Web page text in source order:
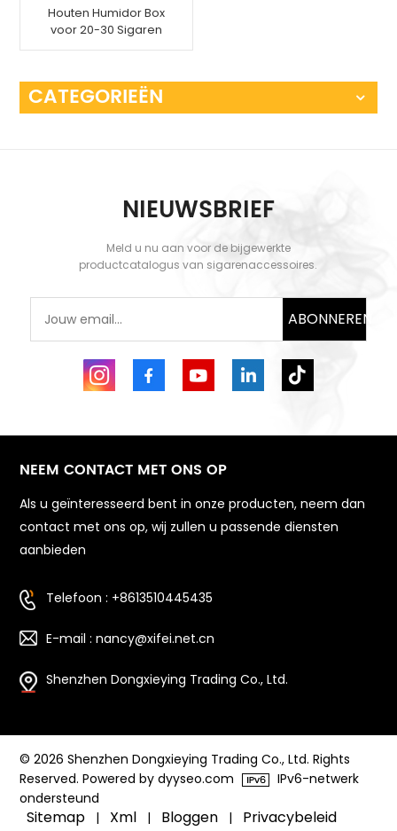
Houten Humidor Box
voor 20-30 Sigaren
CATEGORIEËN
NIEUWSBRIEF
Meld u nu aan voor de bijgewerkte
productcatalogus van sigarenaccessoires.
ABONNEREN
NEEM CONTACT MET ONS OP
Als u geïnteresseerd bent in onze producten, neem dan
contact met ons op, wij zullen u passende diensten
aanbieden
Telefoon : +8613510445435
E-mail : nancy@xifei.net.cn
Shenzhen Dongxieying Trading Co., Ltd.
© 2026 Shenzhen Dongxieying Trading Co., Ltd. Rights
Reserved. Powered by dyyseo.com
IPv6-netwerk
ondersteund
Sitemap | Xml | Bloggen | Privacybeleid